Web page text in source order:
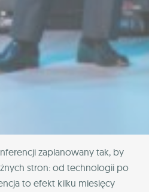
zaplanowany tak, by
stron: od technologii po
to efekt kilku miesięcy